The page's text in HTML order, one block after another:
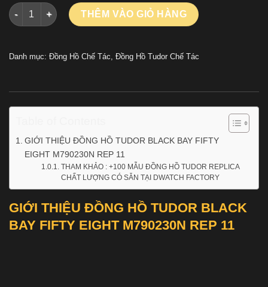
ĐỒNG HỒ TUDOR BLACK BAY FIFTY EIGHT M790230N REP
THÊM VÀO GIỎ HÀNG
Danh mục: Đồng Hồ Chế Tác, Đồng Hồ Tudor Chế Tác
GIỚI THIỆU ĐỒNG HỒ TUDOR BLACK BAY FIFTY
EIGHT M790230N REP 11
THAM KHẢO : +100 MẪU ĐỒNG HỒ TUDOR REPLICA
CHẤT LƯỢNG CÓ SẴN TẠI DWATCH FACTORY
GIỚI THIỆU ĐỒNG HỒ TUDOR BLACK
BAY FIFTY EIGHT M790230N REP 11